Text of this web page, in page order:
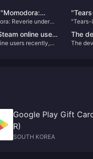
Reverie under
"Tears-
online users
users recently,
The
The
Google Play Gift
R)
SOUTH KOREA